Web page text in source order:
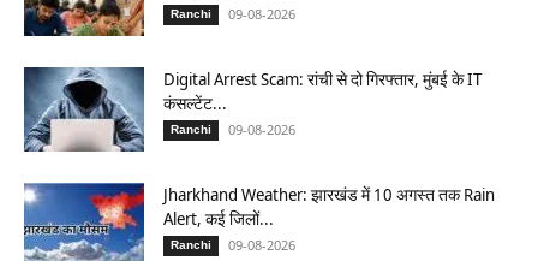
Ranchi 09-08-2026
Digital Arrest Scam: रांची से दो गिरफ्तार, मुंबई के IT
कंसल्टेंट...
Ranchi 09-08-2026
Jharkhand Weather: झारखंड में 10 अगस्त तक Rain
Alert, कई जिलों...
Ranchi 09-08-2026